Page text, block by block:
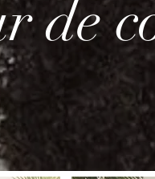
de